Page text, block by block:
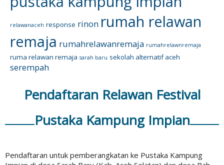
relawanaceh response rinon rumah relawan
remaja rumahrelawanremaja rumahrelawnremaja
ruma relawan remaja sarah baru sekolah alternatif aceh
serempah
Pendaftaran Relawan Festival
Pustaka Kampung Impian
Pendaftaran untuk pemberangkatan ke Pustaka Kampung